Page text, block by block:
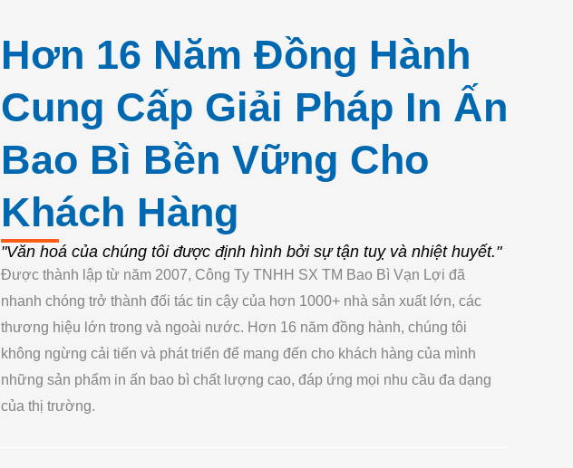
Hơn 16 Năm Đồng Hành
Cung Cấp Giải Pháp In Ấn
Bao Bì Bền Vững Cho
Khách Hàng
"Văn hoá của chúng tôi được định hình bởi sự tận tuỵ và nhiệt huyết."
Được thành lập từ năm 2007, Công Ty TNHH SX TM Bao Bì Vạn Lợi đã
nhanh chóng trở thành đối tác tin cậy của hơn 1000+ nhà sản xuất lớn, các
thương hiệu lớn trong và ngoài nước. Hơn 16 năm đồng hành, chúng tôi
không ngừng cải tiến và phát triển để mang đến cho khách hàng của mình
những sản phẩm in ấn bao bì chất lượng cao, đáp ứng mọi nhu cầu đa dạng
của thị trường.